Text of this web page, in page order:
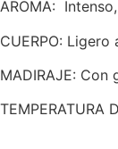
AROMA:
CUERPO: Ligero
MADIRAJE: Con
TEMPERATURA